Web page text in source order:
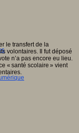
le transfert de la
volontaires. Il fut déposé
n’a pas encore eu lieu.
« santé scolaire » vient